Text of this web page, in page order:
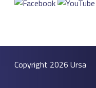
Copyright 2026 Ursa